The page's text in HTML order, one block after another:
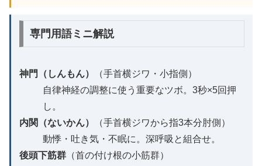
専門用語ミニ解説
神門（しんもん）
（手首横ジワ・小指側）
自律神経の調整に使う重要なツボ。3秒×5回押
し。
内関（ないかん）
（手首横ジワから指3本分肘側）
動悸・吐き気・不眠に。深呼吸と組合せ。
後頭下筋群 （首の付け根の小筋群）